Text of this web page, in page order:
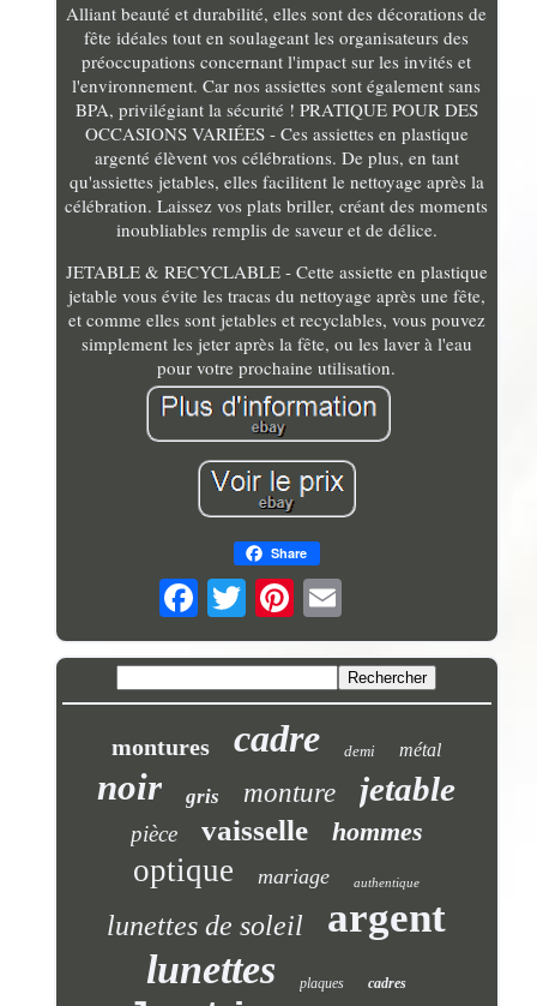
Alliant beauté et durabilité, elles sont des décorations de
fête idéales tout en soulageant les organisateurs des
préoccupations concernant l'impact sur les invités et
l'environnement. Car nos assiettes sont également sans
BPA, privilégiant la sécurité ! PRATIQUE POUR DES
OCCASIONS VARIÉES - Ces assiettes en plastique
argenté élèvent vos célébrations. De plus, en tant
qu'assiettes jetables, elles facilitent le nettoyage après la
célébration. Laissez vos plats briller, créant des moments
inoubliables remplis de saveur et de délice.
JETABLE & RECYCLABLE - Cette assiette en plastique
jetable vous évite les tracas du nettoyage après une fête,
et comme elles sont jetables et recyclables, vous pouvez
simplement les jeter après la fête, ou les laver à l'eau
pour votre prochaine utilisation.
Share
montures cadre demi métal
noir gris monture jetable
pièce vaisselle hommes
optique mariage authentique
lunettes de soleil argent
lunettes plaques cadres